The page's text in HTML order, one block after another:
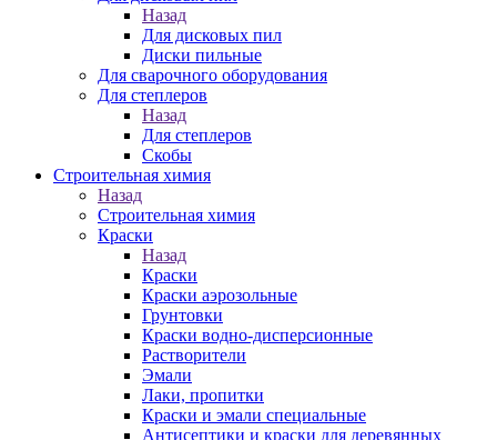
Назад
Для дисковых пил
Диски пильные
Для сварочного оборудования
Для степлеров
Назад
Для степлеров
Скобы
Строительная химия
Назад
Строительная химия
Краски
Назад
Краски
Краски аэрозольные
Грунтовки
Краски водно-дисперсионные
Растворители
Эмали
Лаки, пропитки
Краски и эмали специальные
Антисептики и краски для деревянных